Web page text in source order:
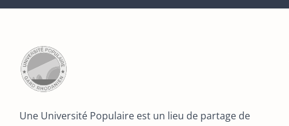
Une Université Populaire est un lieu de partage de